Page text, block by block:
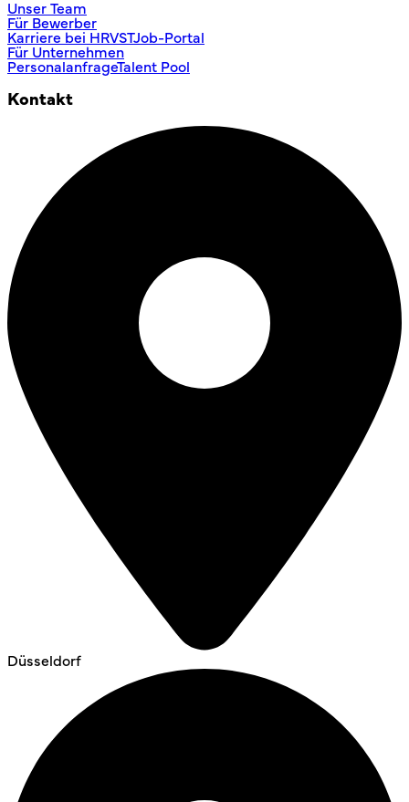
Unser Team
Für Bewerber
Karriere bei HRVSTJob-Portal
Für Unternehmen
PersonalanfrageTalent Pool
Kontakt
Düsseldorf